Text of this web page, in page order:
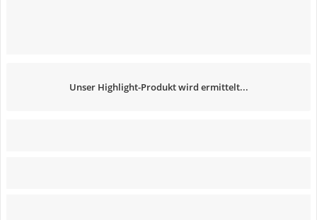
Unser Highlight-Produkt wird ermittelt...